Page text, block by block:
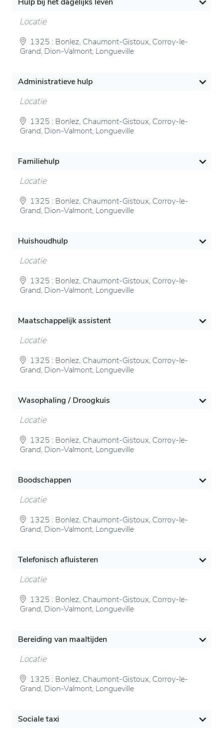
Locatie
1325 : Bonlez, Chaumont-Gistoux, Corroy-le-
Grand, Dion-Valmont, Longueville
Administratieve hulp
Locatie
1325 : Bonlez, Chaumont-Gistoux, Corroy-le-
Grand, Dion-Valmont, Longueville
Familiehulp
Locatie
1325 : Bonlez, Chaumont-Gistoux, Corroy-le-
Grand, Dion-Valmont, Longueville
Huishoudhulp
Locatie
1325 : Bonlez, Chaumont-Gistoux, Corroy-le-
Grand, Dion-Valmont, Longueville
Maatschappelijk assistent
Locatie
1325 : Bonlez, Chaumont-Gistoux, Corroy-le-
Grand, Dion-Valmont, Longueville
Wasophaling / Droogkuis
Locatie
1325 : Bonlez, Chaumont-Gistoux, Corroy-le-
Grand, Dion-Valmont, Longueville
Boodschappen
Locatie
1325 : Bonlez, Chaumont-Gistoux, Corroy-le-
Grand, Dion-Valmont, Longueville
Telefonisch afluisteren
Locatie
1325 : Bonlez, Chaumont-Gistoux, Corroy-le-
Grand, Dion-Valmont, Longueville
Bereiding van maaltijden
Locatie
1325 : Bonlez, Chaumont-Gistoux, Corroy-le-
Grand, Dion-Valmont, Longueville
Sociale taxi